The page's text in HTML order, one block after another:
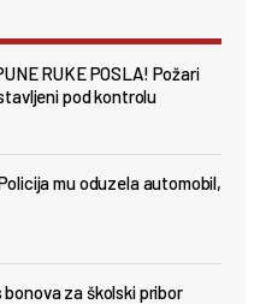
RUKE POSLA! Požari
pod kontrolu
mu oduzela automobil,
za školski pribor